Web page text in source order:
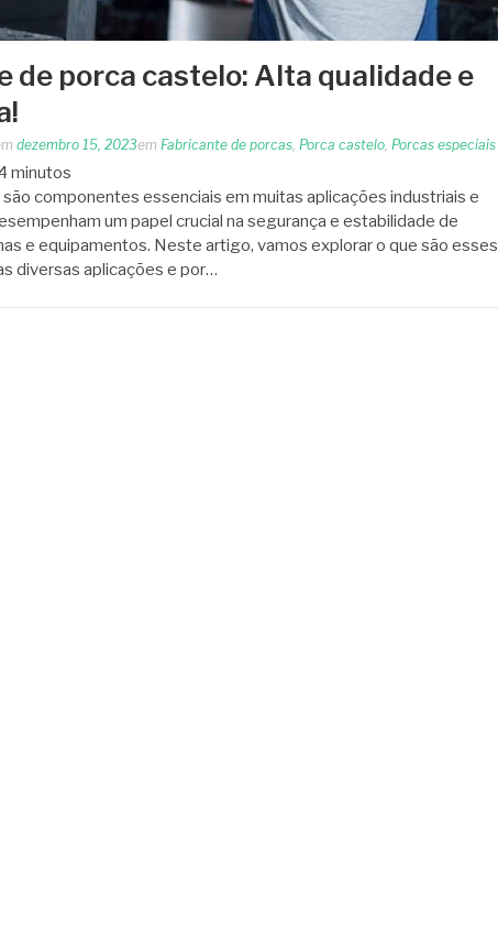
de porca castelo: Alta qualidade e
dezembro 15, 2023em Fabricante de porcas, Porca castelo, Porcas especiais
minutos
componentes essenciais em muitas aplicações industriais e
um papel crucial na segurança e estabilidade de
e equipamentos. Neste artigo, vamos explorar o que são esses
diversas aplicações e por…